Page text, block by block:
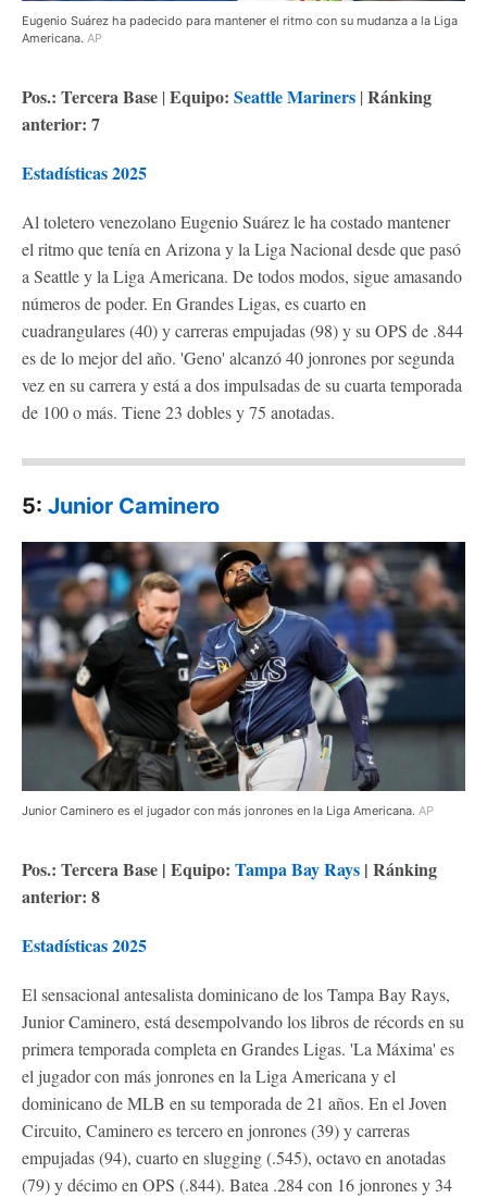
Eugenio Suárez ha padecido para mantener el ritmo con su mudanza a la Liga
Americana. AP
Pos.: Tercera Base | Equipo: Seattle Mariners | Ránking
anterior: 7
Estadísticas 2025
Al toletero venezolano Eugenio Suárez le ha costado mantener
el ritmo que tenía en Arizona y la Liga Nacional desde que pasó
a Seattle y la Liga Americana. De todos modos, sigue amasando
números de poder. En Grandes Ligas, es cuarto en
cuadrangulares (40) y carreras empujadas (98) y su OPS de .844
es de lo mejor del año. 'Geno' alcanzó 40 jonrones por segunda
vez en su carrera y está a dos impulsadas de su cuarta temporada
de 100 o más. Tiene 23 dobles y 75 anotadas.
5: Junior Caminero
Junior Caminero es el jugador con más jonrones en la Liga Americana. AP
Pos.: Tercera Base | Equipo: Tampa Bay Rays | Ránking
anterior: 8
Estadísticas 2025
El sensacional antesalista dominicano de los Tampa Bay Rays,
Junior Caminero, está desempolvando los libros de récords en su
primera temporada completa en Grandes Ligas. 'La Máxima' es
el jugador con más jonrones en la Liga Americana y el
dominicano de MLB en su temporada de 21 años. En el Joven
Circuito, Caminero es tercero en jonrones (39) y carreras
empujadas (94), cuarto en slugging (.545), octavo en anotadas
(79) y décimo en OPS (.844). Batea .284 con 16 jonrones y 34